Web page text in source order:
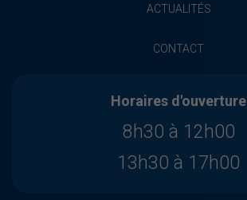
ACTUALITÉS
CONTACT
Horaires d'ouverture
8h30 à 12h00
13h30 à 17h00